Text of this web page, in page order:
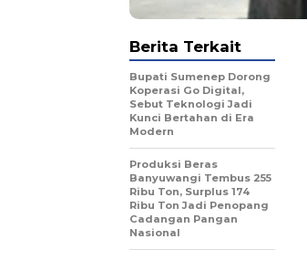
Berita Terkait
Bupati Sumenep Dorong
Koperasi Go Digital,
Sebut Teknologi Jadi
Kunci Bertahan di Era
Modern
Produksi Beras
Banyuwangi Tembus 255
Ribu Ton, Surplus 174
Ribu Ton Jadi Penopang
Cadangan Pangan
Nasional